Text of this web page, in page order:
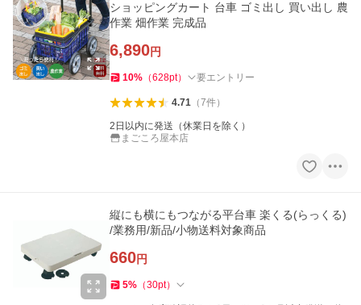
ショッピングカート 台車 ゴミ出し 買い出し 農
作業 畑作業 完成品
6,890円
10% （628pt） 要エントリー
4.71（7件）
2日以内に発送（休業日を除く）
まごころ屋本店
縦にも横にもつながる平台車 楽くる(らっくる)
/業務用/新品/小物送料対象商品
660円
5% （30pt）